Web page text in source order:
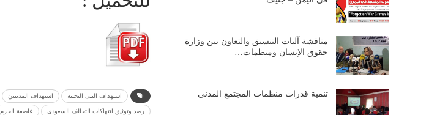
استهداف البنى التحتية استهداف المدنيين
رصد وتوثيق انتهاكات التحالف السعودي عاصفة الحزم
مناقشة آليات التنسيق والتعاون بين وزارة
حقوق الإنسان ومنظمات…
تنمية قدرات منظمات المجتمع المدني